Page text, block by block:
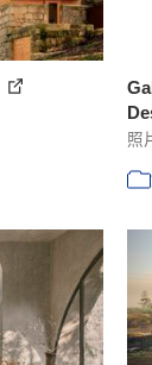
照